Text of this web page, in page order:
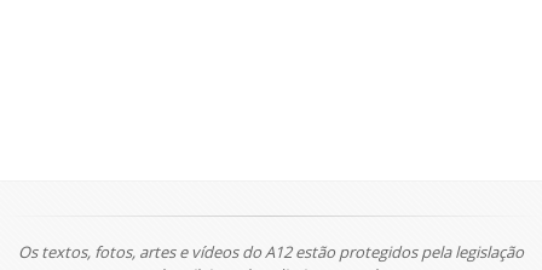
Os textos, fotos, artes e vídeos do A12 estão protegidos pela legislação